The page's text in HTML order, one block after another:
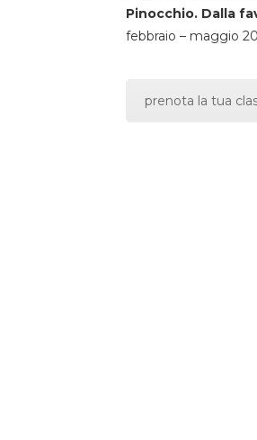
Pinocchio. Dalla
febbraio – maggio
prenota la tua